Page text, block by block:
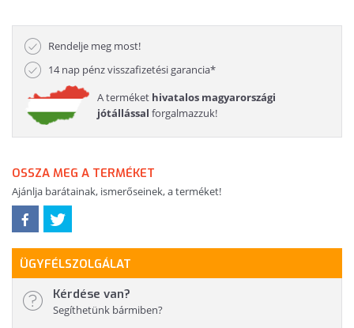
Rendelje meg most!
14 nap pénz visszafizetési garancia*
A terméket hivatalos magyarországi
jótállással forgalmazzuk!
OSSZA MEG A TERMÉKET
Ajánlja barátainak, ismerőseinek, a terméket!
ÜGYFÉLSZOLGÁLAT
Kérdése van?
Segíthetünk bármiben?